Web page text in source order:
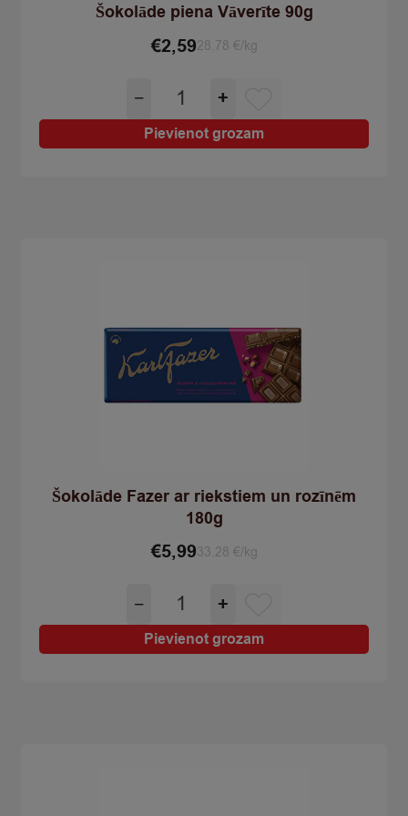
Šokolāde piena Vāverīte 90g
€2,5928.78 €/kg
−
Šokolāde
piena
Vāverīte
90g
+
Pievienot grozam
Šokolāde Fazer ar riekstiem un rozīnēm
180g
€5,9933.28 €/kg
−
Šokolāde
Fazer
ar
riekstiem
+
Pievienot grozam